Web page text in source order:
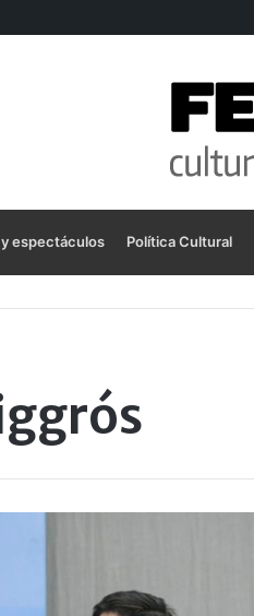
espectáculos Política Cultural